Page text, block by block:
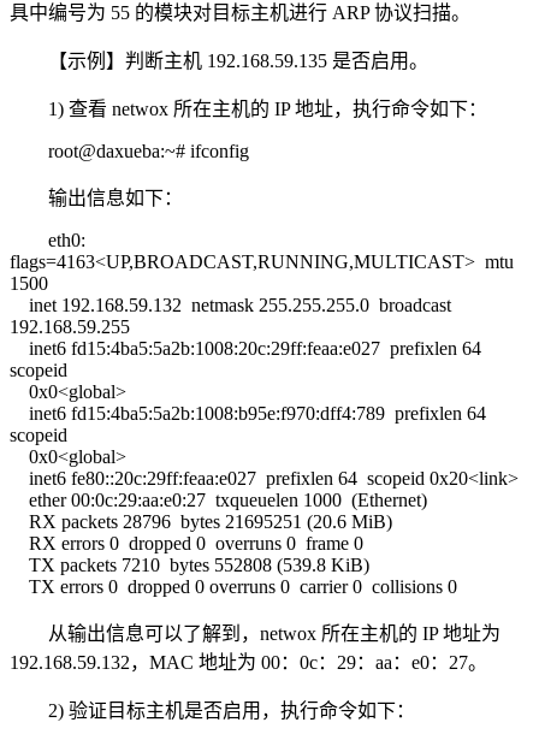
具中编号为 55 的模块对目标主机进行 ARP 协议扫描。
【示例】判断主机 192.168.59.135 是否启用。
1) 查看 netwox 所在主机的 IP 地址，执行命令如下：
root@daxueba:~# ifconfig
输出信息如下：
eth0:
flags=4163<UP,BROADCAST,RUNNING,MULTICAST> mtu
1500
inet 192.168.59.132 netmask 255.255.255.0 broadcast
192.168.59.255
inet6 fd15:4ba5:5a2b:1008:20c:29ff:feaa:e027 prefixlen 64
scopeid
0x0<global>
inet6 fd15:4ba5:5a2b:1008:b95e:f970:dff4:789 prefixlen 64
scopeid
0x0<global>
inet6 fe80::20c:29ff:feaa:e027 prefixlen 64 scopeid 0x20<link>
ether 00:0c:29:aa:e0:27 txqueuelen 1000 (Ethernet)
RX packets 28796 bytes 21695251 (20.6 MiB)
RX errors 0 dropped 0 overruns 0 frame 0
TX packets 7210 bytes 552808 (539.8 KiB)
TX errors 0 dropped 0 overruns 0 carrier 0 collisions 0
从输出信息可以了解到，netwox 所在主机的 IP 地址为
192.168.59.132，MAC 地址为 00：0c：29：aa：e0：27。
2) 验证目标主机是否启用，执行命令如下：